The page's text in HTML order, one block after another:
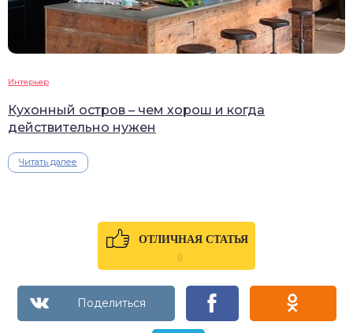
Интерьер
Кухонный остров – чем хорош и когда
действительно нужен
Читать далее
ОТЛИЧНАЯ СТАТЬЯ
0